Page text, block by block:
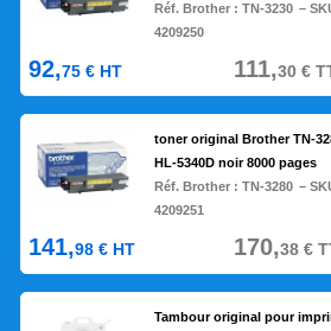
Réf. Brother :TN-3230 –
4209250
92,75 € HT 111,30€
toner original Brother TN-
HL-5340D noir 8000 pages
Réf. Brother :TN-3280 –
4209251
141,98 € HT 170,38€
Tambour original pour